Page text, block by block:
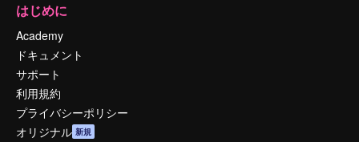
はじめに
Academy
ドキュメント
サポート
利用規約
プライバシーポリシー
オリジナル 新規